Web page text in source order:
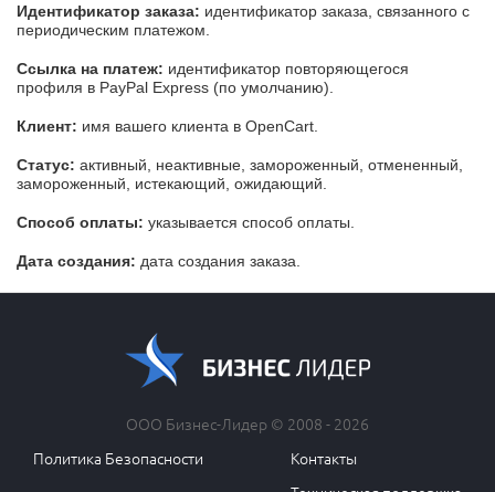
Идентификатор заказа: идентификатор заказа, связанного с
периодическим платежом.
Ссылка на платеж: идентификатор повторяющегося
профиля в PayPal Express (по умолчанию).
Клиент: имя вашего клиента в OpenCart.
Статус: активный, неактивные, замороженный, отмененный,
замороженный, истекающий, ожидающий.
Способ оплаты: указывается способ оплаты.
Дата создания: дата создания заказа.
ООО Бизнес-Лидер © 2008 - 2026
Политика Безопасности
Контакты